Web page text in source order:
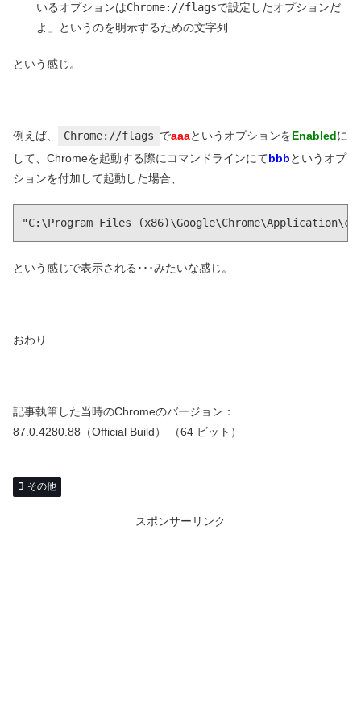
いるオプションはChrome://flagsで設定したオプションだ
よ」というのを明示するための文字列
という感じ。
例えば、 Chrome://flags でaaaというオプションをEnabledに
して、Chromeを起動する際にコマンドラインにてbbbというオプ
ションを付加して起動した場合、
"C:\Program Files
という感じで表示される･･･みたいな感じ。
おわり
記事執筆した当時のChromeのバージョン：
87.0.4280.88（Official Build） （64 ビット）
その他
スポンサーリンク